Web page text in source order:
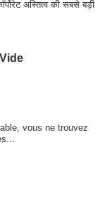
अस्तित्व की सबसे बड़ी
vous ne trouvez